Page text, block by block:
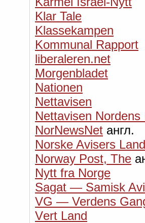
Klar Tale
Klassekampen
Kommunal Rapport
liberaleren.net
Morgenbladet
Nationen
Nettavisen
Nettavisen Nordens
NorNewsNet англ.
Norske Avisers
Norway Post, The
Nytt fra Norge
Sagat — Samisk
VG — Verdens
Vеrt Land